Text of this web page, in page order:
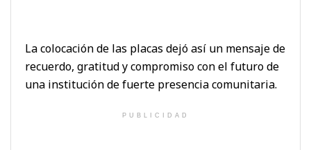
La colocación de las placas dejó así un mensaje de
recuerdo, gratitud y compromiso con el futuro de
una institución de fuerte presencia comunitaria.
PUBLICIDAD